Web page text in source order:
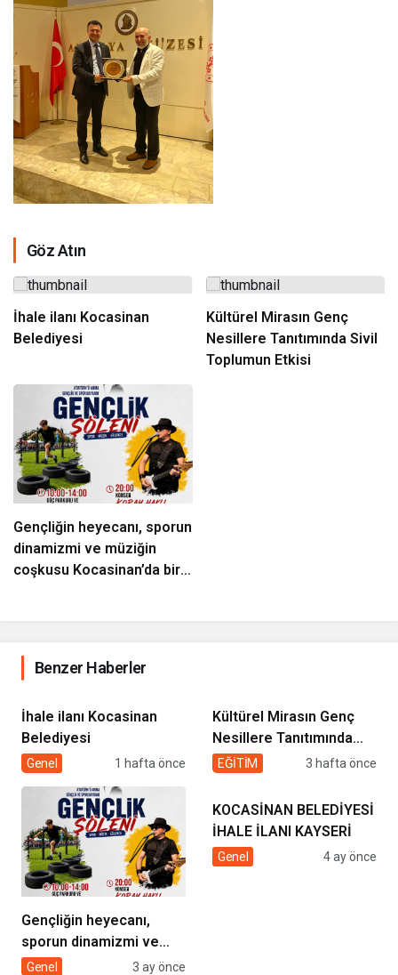
Göz Atın
İhale ilanı Kocasinan
Belediyesi
Kültürel Mirasın Genç
Nesillere Tanıtımında Sivil
Toplumun Etkisi
Gençliğin heyecanı, sporun
dinamizmi ve müziğin
coşkusu Kocasinan’da bir
Benzer Haberler
İhale ilanı Kocasinan
Belediyesi
Genel 1 hafta önce
Kültürel Mirasın Genç
Nesillere Tanıtımında
Sivil Toplumun Etkisi
EĞİTİM 3 hafta önce
Gençliğin heyecanı,
sporun dinamizmi ve
müziğin coşkusu
Genel 3 ay önce
KOCASİNAN BELEDİYESİ
İHALE İLANI KAYSERİ
Genel 4 ay önce